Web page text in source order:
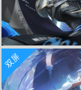
李白-鸣剑曳
双屏